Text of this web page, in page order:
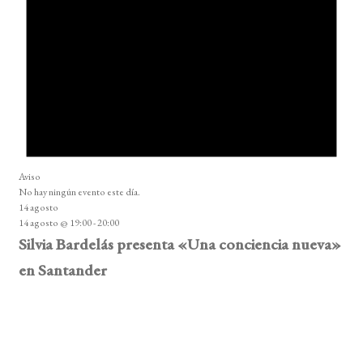
Aviso
No hay ningún evento este día.
14 agosto
14 agosto @ 19:00-20:00
Silvia Bardelás presenta «Una conciencia nueva»
en Santander